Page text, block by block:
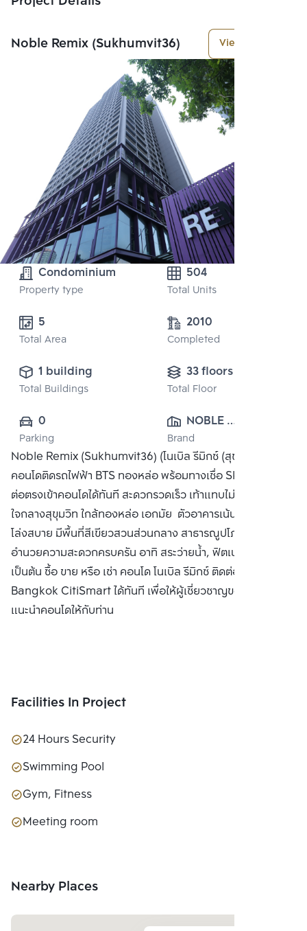
Noble Remix (Sukhumvit36) View More
Condominium
Property type
504
Total Units
Total Area
2010
Completed
1 building
Total Buildings
33 floors
Total Floor
0
Parking
NOBLE
DEVELOPMENT
PUBLIC CO.,
LTD.
Brand
Noble Remix (Sukhumvit36) (โนเบิล รีมิกซ์ (สุขุมวิท 36))
คอนโดติดรถไฟฟ้า BTS ทองหล่อ พร้อมทางเชื่อ Sky Walk เชื่อ
ต่อตรงเข้าคอนโดได้ทันที สะดวกรวดเร็ว เท้าแทบไม่ติดพื้น
ใจกลางสุขุมวิท ใกล้ทองหล่อ เอกมัย ตัวอาคารเน้นความโปร่ง
โล่งสบาย มีพื้นที่สีเขียวสวนส่วนกลาง สาธารณูปโภคและสิ่ง
อำนวยความสะดวกครบครัน อาทิ สระว่ายน้ำ, ฟิตเนส, ห้องสตีม
เป็นต้น ซื้อ ขาย หรือ เช่า คอนโด โนเบิล รีมิกซ์ ติดต่อหาเรา
Bangkok CitiSmart ได้ทันที เพื่อให้ผู้เชี่ยวชาญของเราได้
แนะนำคอนโดให้กับท่าน
Facilities In Project
24 Hours Security
Swimming Pool
Gym, Fitness
Meeting room
Nearby Places